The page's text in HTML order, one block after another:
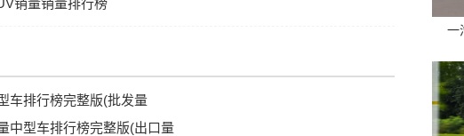
销量销量排行榜
车排行榜完整版(批发量
中型车排行榜完整版(出口量
一